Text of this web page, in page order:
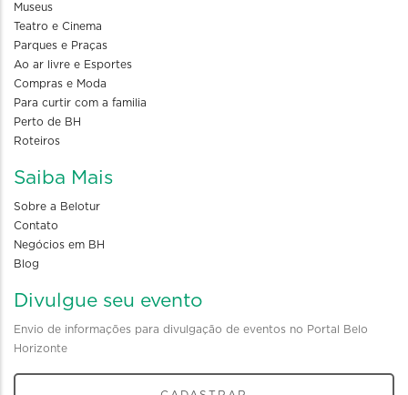
Museus
Teatro e Cinema
Parques e Praças
Ao ar livre e Esportes
Compras e Moda
Para curtir com a familia
Perto de BH
Roteiros
Saiba Mais
Sobre a Belotur
Contato
Negócios em BH
Blog
Divulgue seu evento
Envio de informações para divulgação de eventos no Portal Belo
Horizonte